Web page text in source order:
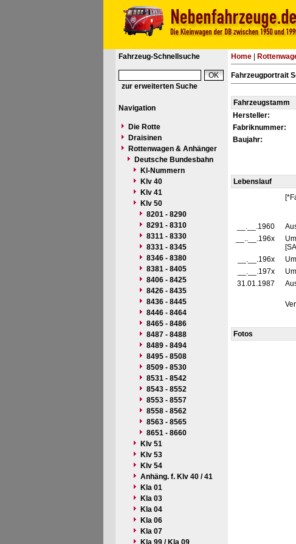
Fahrzeug-Schnellsuche
zur erweiterten Suche
Navigation
Die Rotte
Draisinen
Rottenwagen & Anhänger
Deutsche Bundesbahn
Kl-Nummern
Klv 40
Klv 41
Klv 50
8201 - 8290
8291 - 8310
8311 - 8330
8331 - 8345
8346 - 8380
8381 - 8405
8406 - 8425
8426 - 8435
8436 - 8445
8446 - 8464
8465 - 8486
8487 - 8488
8489 - 8494
8495 - 8508
8509 - 8530
8531 - 8542
8543 - 8552
8553 - 8557
8558 - 8562
8563 - 8565
8651 - 8660
Klv 51
Klv 53
Klv 54
Anhäng. f. Klv 40 / 41
Kla 01
Kla 03
Kla 04
Kla 06
Kla 07
Kla 99 / Kla 09
Home|
Fahrzeugportrait
Fahrzeugstamm
Hersteller:
Fabriknummer:
Baujahr:
Lebenslauf
__.__.1960
__..__.196x
__.__.196x
__.__.197x
31.01.1987
Fotos